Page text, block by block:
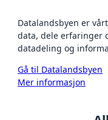
Datalandsbyen er
data, dele erfaringer
datadeling og
Gå til Datalandsbyen
Mer informasjon